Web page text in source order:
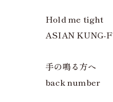
Hold me tight
ASIAN KUNG-
手の鳴る方へ
back number